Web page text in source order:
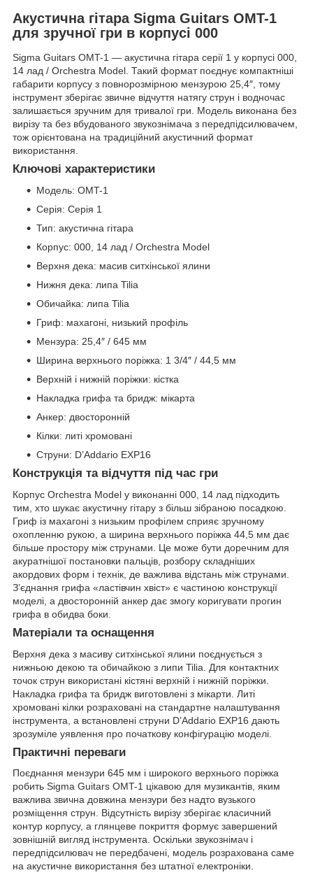
Акустична гітара Sigma Guitars OMT-1
для зручної гри в корпусі 000
Sigma Guitars OMT-1 — акустична гітара серії 1 у корпусі 000,
14 лад / Orchestra Model. Такий формат поєднує компактніші
габарити корпусу з повнорозмірною мензурою 25,4″, тому
інструмент зберігає звичне відчуття натягу струн і водночас
залишається зручним для тривалої гри. Модель виконана без
вирізу та без вбудованого звукознімача з передпідсилювачем,
тож орієнтована на традиційний акустичний формат
використання.
Ключові характеристики
Модель: OMT-1
Серія: Серія 1
Тип: акустична гітара
Корпус: 000, 14 лад / Orchestra Model
Верхня дека: масив ситхінської ялини
Нижня дека: липа Tilia
Обичайка: липа Tilia
Гриф: махагоні, низький профіль
Мензура: 25,4″ / 645 мм
Ширина верхнього поріжка: 1 3/4″ / 44,5 мм
Верхній і нижній поріжки: кістка
Накладка грифа та бридж: мікарта
Анкер: двосторонній
Кілки: литі хромовані
Струни: D’Addario EXP16
Конструкція та відчуття під час гри
Корпус Orchestra Model у виконанні 000, 14 лад підходить
тим, хто шукає акустичну гітару з більш зібраною посадкою.
Гриф із махагоні з низьким профілем сприяє зручному
охопленню рукою, а ширина верхнього поріжка 44,5 мм дає
більше простору між струнами. Це може бути доречним для
акуратнішої постановки пальців, розбору складніших
акордових форм і технік, де важлива відстань між струнами.
З’єднання грифа «ластівчин хвіст» є частиною конструкції
моделі, а двосторонній анкер дає змогу коригувати прогин
грифа в обидва боки.
Матеріали та оснащення
Верхня дека з масиву ситхінської ялини поєднується з
нижньою декою та обичайкою з липи Tilia. Для контактних
точок струн використані кістяні верхній і нижній поріжки.
Накладка грифа та бридж виготовлені з мікарти. Литі
хромовані кілки розраховані на стандартне налаштування
інструмента, а встановлені струни D’Addario EXP16 дають
зрозуміле уявлення про початкову конфігурацію моделі.
Практичні переваги
Поєднання мензури 645 мм і широкого верхнього поріжка
робить Sigma Guitars OMT-1 цікавою для музикантів, яким
важлива звична довжина мензури без надто вузького
розміщення струн. Відсутність вирізу зберігає класичний
контур корпусу, а глянцеве покриття формує завершений
зовнішній вигляд інструмента. Оскільки звукознімач і
передпідсилювач не передбачені, модель розрахована саме
на акустичне використання без штатної електроніки.